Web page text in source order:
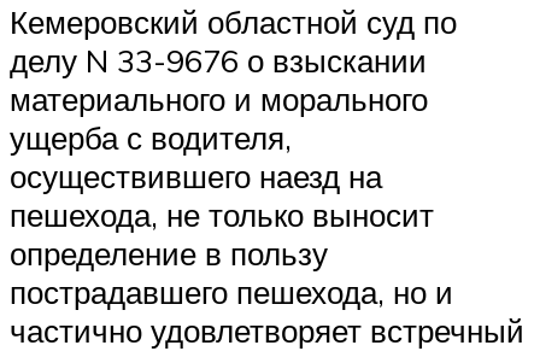
Кемеровский областной суд по
делу N 33-9676 о взыскании
материального и морального
ущерба с водителя,
осуществившего наезд на
пешехода, не только выносит
определение в пользу
пострадавшего пешехода, но и
частично удовлетворяет встречный